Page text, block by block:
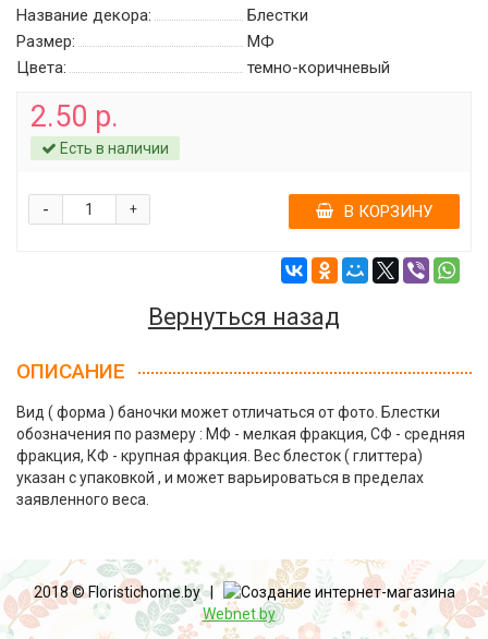
Название декора:
Блестки
Размер:
МФ
Цвета:
темно-коричневый
2.50 р.
Есть в наличии
+
- В КОРЗИНУ
Вернуться назад
ОПИСАНИЕ
Вид ( форма ) баночки может отличаться от фото. Блестки
обозначения по размеру : МФ - мелкая фракция, СФ - средняя
фракция, КФ - крупная фракция. Вес блесток ( глиттера)
указан с упаковкой , и может варьироваться в пределах
заявленного веса.
2018 © Floristichome.by |
Создание интернет-магазина
Webnet.by